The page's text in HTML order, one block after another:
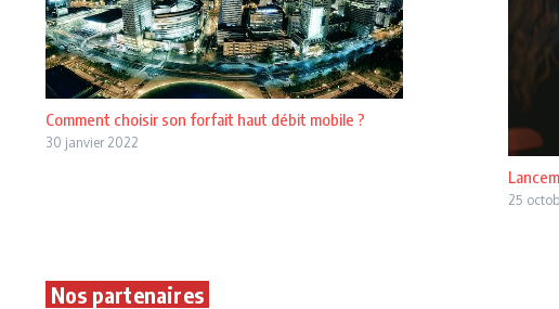
Comment choisir son forfait haut débit mobile ?
30 janvier 2022
25
Nos partenaires